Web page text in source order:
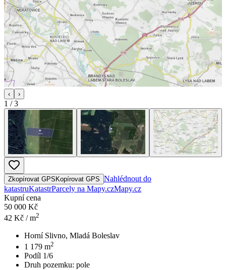
‹ ›
1 /3
Zkopírovat GPS Kopírovat GPS Nahlédnout do
katastruKatastrParcely na Mapy.czMapy.cz
Kupní cena
50 000 Kč
42 Kč / m2
Horní Slivno, Mladá Boleslav
1 179 m2
Podíl 1/6
Druh pozemku: pole